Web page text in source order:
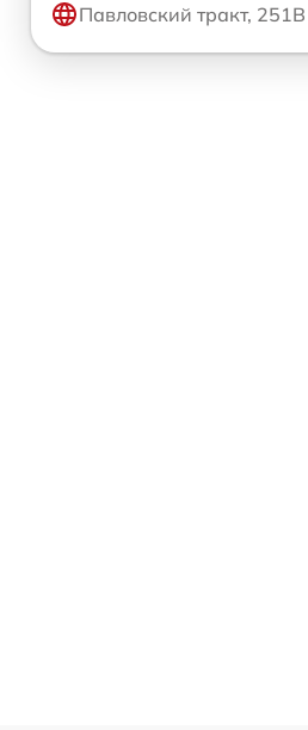
Павловский тракт, 251В